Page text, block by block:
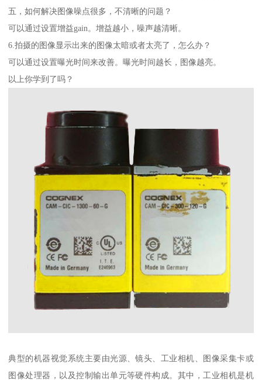
五，如何解决图像噪点很多，不清晰的问题？
可以通过设置增益gain。增益越小，噪声越清晰。
6.拍摄的图像显示出来的图像太暗或者太亮了，怎么办？
可以通过设置曝光时间来改善。曝光时间越长，图像越亮。
以上你学到了吗？
典型的机器视觉系统主要由光源、镜头、工业相机、图像采集卡或
图像处理器，以及控制输出单元等硬件构成。其中，工业相机是机